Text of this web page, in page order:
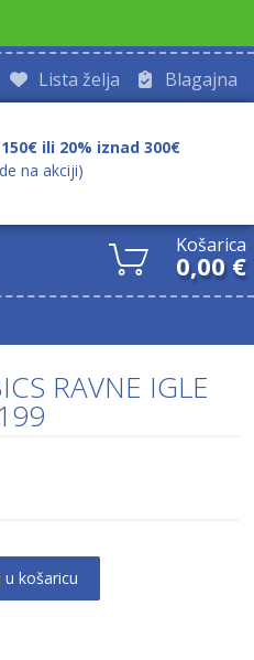
Blagajna
Lista želja
ili 20% iznad 300€
na akciji)
Košarica
0,00 €
RAVNE IGLE
u košaricu